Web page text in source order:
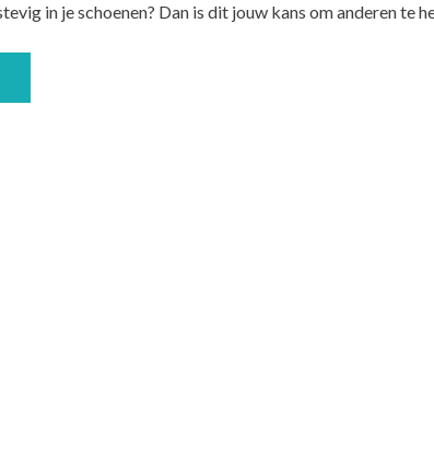
in je schoenen? Dan is dit jouw kans om anderen te